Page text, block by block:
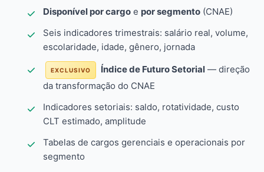
Disponível por cargo e por segmento (CNAE)
Seis indicadores trimestrais: salário real, volume,
escolaridade, idade, gênero, jornada
EXCLUSIVO Índice de Futuro Setorial — direção
da transformação do CNAE
Indicadores setoriais: saldo, rotatividade, custo
CLT estimado, amplitude
Tabelas de cargos gerenciais e operacionais por
segmento